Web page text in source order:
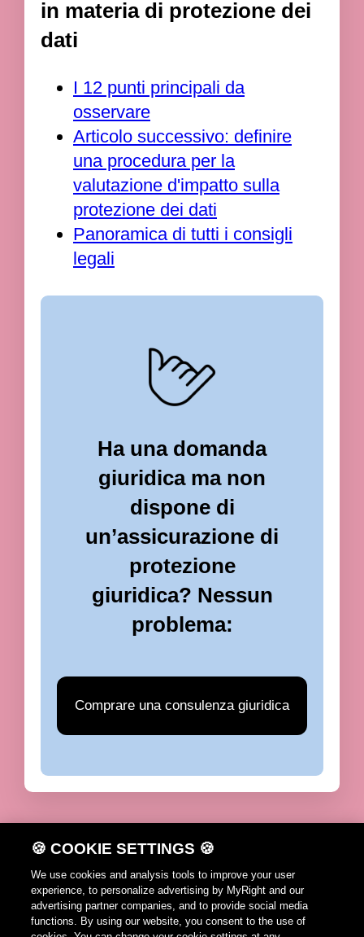
in materia di protezione dei
dati
I 12 punti principali da
osservare
Articolo successivo: definire
una procedura per la
valutazione d'impatto sulla
protezione dei dati
Panoramica di tutti i consigli
legali
Ha una domanda
giuridica ma non
dispone di
un’assicurazione di
protezione
giuridica? Nessun
problema:
Comprare una consulenza giuridica
DE FR IT
EN
Avvertenze per l'utilizzazione
Cookie Policy
🍪 COOKIE SETTINGS 🍪
We use cookies and analysis tools to improve your user
experience, to personalize advertising by MyRight and our
advertising partner companies, and to provide social media
functions. By using our website, you consent to the use of